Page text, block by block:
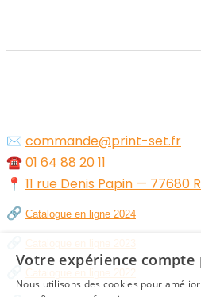
✉️ commande@print-set.fr
☎️01 64 88 20 11
📍 11 rue Denis Papin — 77680
🔗 Catalogue en ligne 2024
Votre expérience compte
Nous utilisons des cookies pour